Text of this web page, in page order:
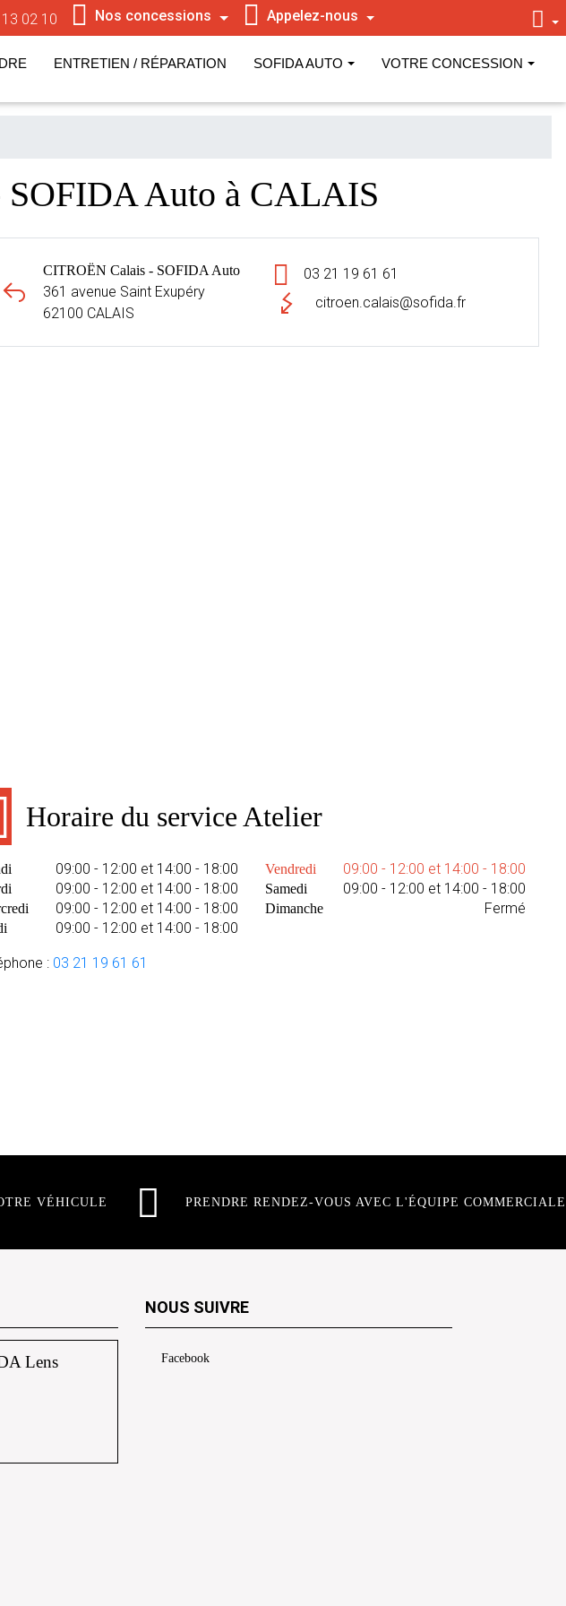
02 10 Nos concessions Appelez-nous
ENTRETIEN / RÉPARATION SOFIDA AUTO VOTRE CONCESSION
SOFIDA Auto à CALAIS
CITROËN Calais - SOFIDA Auto
361 avenue Saint Exupéry
62100 CALAIS
03 21 19 61 61
citroen.calais@sofida.fr
Horaire du service Atelier
09:00 - 12:00 et 14:00 - 18:00
09:00 - 12:00 et 14:00 - 18:00
09:00 - 12:00 et 14:00 - 18:00
09:00 - 12:00 et 14:00 - 18:00
Vendredi 09:00 - 12:00 et 14:00 - 18:00
Samedi 09:00 - 12:00 et 14:00 - 18:00
Dimanche Fermé
: 03 21 19 61 61
VÉHICULE PRENDRE RENDEZ-VOUS AVEC L'ÉQUIPE COMMERCIALE
Lens
NOUS SUIVRE
Facebook